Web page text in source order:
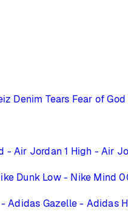
Denim Tears Fear of
- Air Jordan 1 High - Air
Dunk Low - Nike Mind
- Adidas Gazelle - Adidas